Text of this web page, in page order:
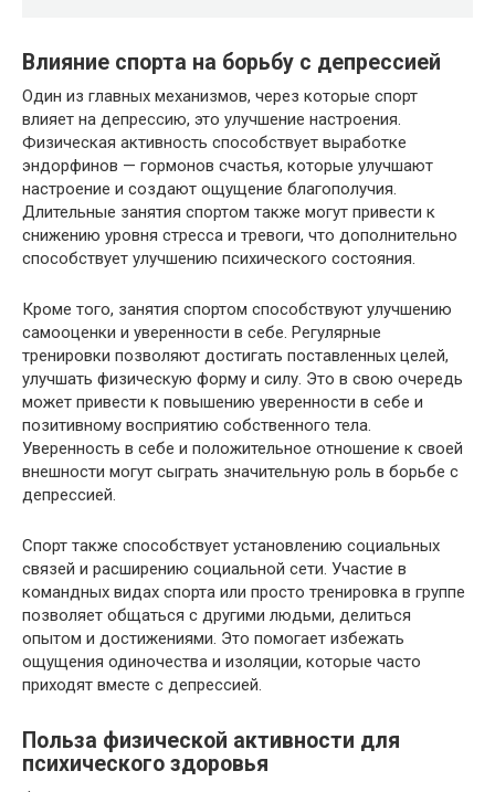
Влияние спорта на борьбу с депрессией
Один из главных механизмов, через которые спорт
влияет на депрессию, это улучшение настроения.
Физическая активность способствует выработке
эндорфинов — гормонов счастья, которые улучшают
настроение и создают ощущение благополучия.
Длительные занятия спортом также могут привести к
снижению уровня стресса и тревоги, что дополнительно
способствует улучшению психического состояния.
Кроме того, занятия спортом способствуют улучшению
самооценки и уверенности в себе. Регулярные
тренировки позволяют достигать поставленных целей,
улучшать физическую форму и силу. Это в свою очередь
может привести к повышению уверенности в себе и
позитивному восприятию собственного тела.
Уверенность в себе и положительное отношение к своей
внешности могут сыграть значительную роль в борьбе с
депрессией.
Спорт также способствует установлению социальных
связей и расширению социальной сети. Участие в
командных видах спорта или просто тренировка в группе
позволяет общаться с другими людьми, делиться
опытом и достижениями. Это помогает избежать
ощущения одиночества и изоляции, которые часто
приходят вместе с депрессией.
Польза физической активности для
психического здоровья